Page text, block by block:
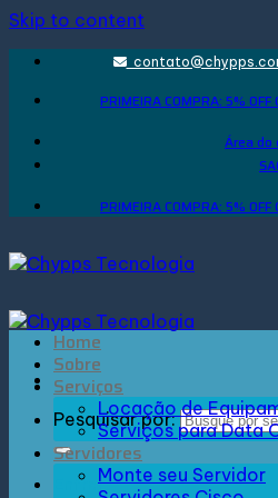
Skip to content
PRIMEIRA COMPRA: 5% OFF
Área do
PRIMEIRA COMPRA: 5% OFF
Pesquisar por:
Entrar
Home
Sobre
Serviços
Locação de
Serviços para Data
Servidores
Monte seu Servidor